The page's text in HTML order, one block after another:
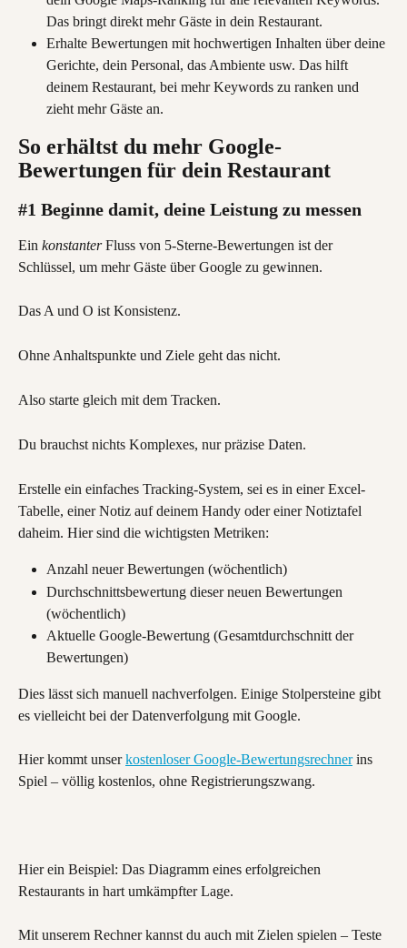
Das bringt direkt mehr Gäste in dein Restaurant.
Erhalte Bewertungen mit hochwertigen Inhalten über deine
Gerichte, dein Personal, das Ambiente usw. Das hilft
deinem Restaurant, bei mehr Keywords zu ranken und
zieht mehr Gäste an.
So erhältst du mehr Google-
Bewertungen für dein Restaurant
#1 Beginne damit, deine Leistung zu messen
Ein konstanter Fluss von 5-Sterne-Bewertungen ist der
Schlüssel, um mehr Gäste über Google zu gewinnen.
Das A und O ist Konsistenz.
Ohne Anhaltspunkte und Ziele geht das nicht.
Also starte gleich mit dem Tracken.
Du brauchst nichts Komplexes, nur präzise Daten.
Erstelle ein einfaches Tracking-System, sei es in einer Excel-
Tabelle, einer Notiz auf deinem Handy oder einer Notiztafel
daheim. Hier sind die wichtigsten Metriken:
Anzahl neuer Bewertungen (wöchentlich)
Durchschnittsbewertung dieser neuen Bewertungen
(wöchentlich)
Aktuelle Google-Bewertung (Gesamtdurchschnitt der
Bewertungen)
Dies lässt sich manuell nachverfolgen. Einige Stolpersteine gibt
es vielleicht bei der Datenverfolgung mit Google.
Hier kommt unser kostenloser Google-Bewertungsrechner ins
Spiel – völlig kostenlos, ohne Registrierungszwang.
Hier ein Beispiel: Das Diagramm eines erfolgreichen
Restaurants in hart umkämpfter Lage.
Mit unserem Rechner kannst du auch mit Zielen spielen – Teste